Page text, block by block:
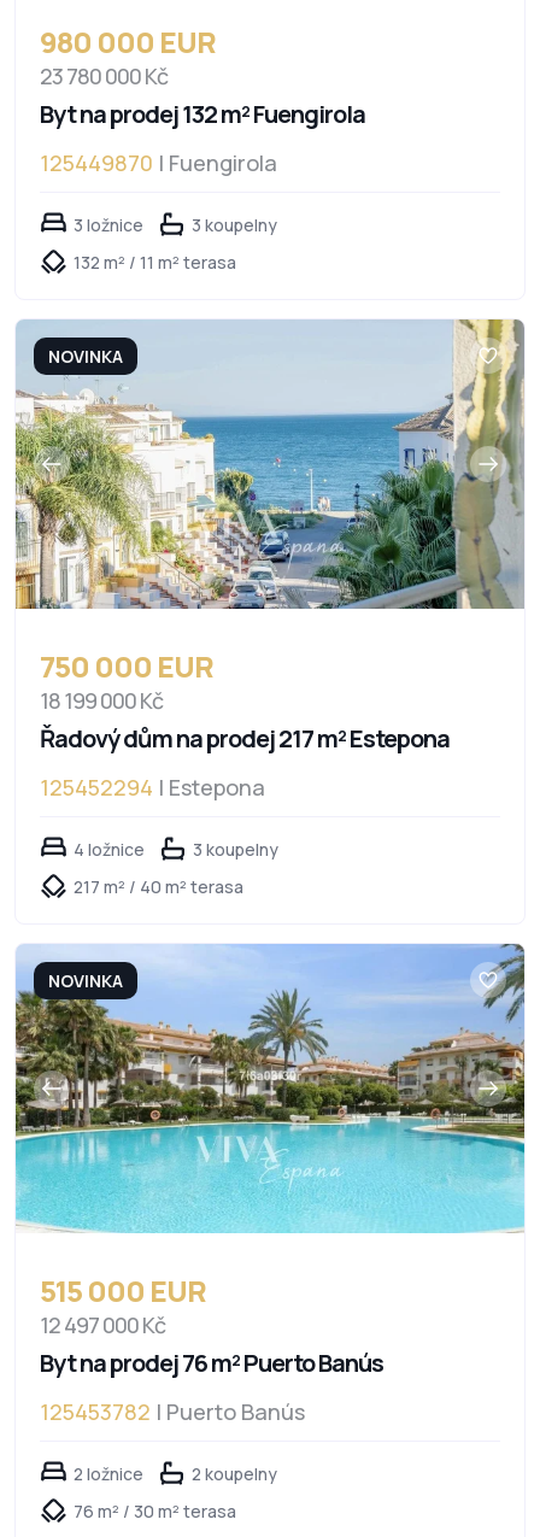
980 000 EUR
23 780 000 Kč
Byt na prodej 132 m² Fuengirola
125449870 | Fuengirola
3 ložnice
3 koupelny
132 m² / 11 m² terasa
NOVINKA
750 000 EUR
18 199 000 Kč
Řadový dům na prodej 217 m² Estepona
125452294 | Estepona
4 ložnice
3 koupelny
217 m² / 40 m² terasa
NOVINKA
515 000 EUR
12 497 000 Kč
Byt na prodej 76 m² Puerto Banús
125453782 | Puerto Banús
2 ložnice
2 koupelny
76 m² / 30 m² terasa